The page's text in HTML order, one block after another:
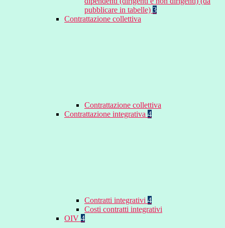
pubblicare in tabelle) 3
Contrattazione collettiva
Contrattazione collettiva
Contrattazione integrativa 4
Contratti integrativi 4
Costi contratti integrativi
OIV 4